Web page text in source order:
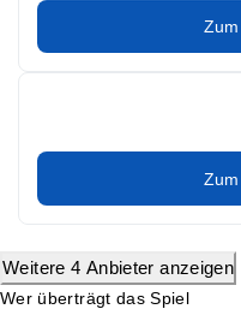
Weitere 4 Anbieter anzeigen
Wer überträgt das Spiel